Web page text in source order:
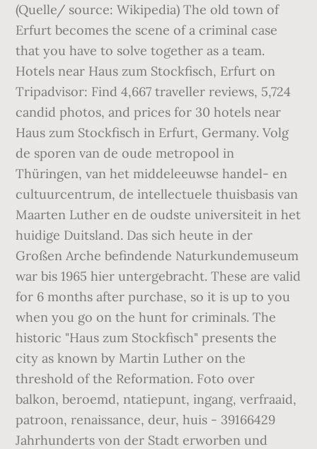
(Quelle/ source: Wikipedia) The old town of
Erfurt becomes the scene of a criminal case
that you have to solve together as a team.
Hotels near Haus zum Stockfisch, Erfurt on
Tripadvisor: Find 4,667 traveller reviews, 5,724
candid photos, and prices for 30 hotels near
Haus zum Stockfisch in Erfurt, Germany. Volg
de sporen van de oude metropool in
Thüringen, van het middeleeuwse handel- en
cultuurcentrum, de intellectuele thuisbasis van
Maarten Luther en de oudste universiteit in het
huidige Duitsland. Das sich heute in der
Großen Arche befindende Naturkundemuseum
war bis 1965 hier untergebracht. These are valid
for 6 months after purchase, so it is up to you
when you go on the hunt for criminals. The
historic "Haus zum Stockfisch" presents the
city as known by Martin Luther on the
threshold of the Reformation. Foto over
balkon, beroemd, ntatiepunt, ingang, verfraaid,
patroon, renaissance, deur, huis - 39166429
Jahrhunderts von der Stadt erworben und